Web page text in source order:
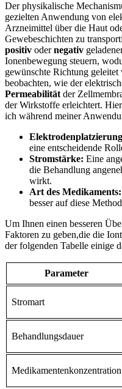
Der physikalische
gezielten ‍Anwendung​ von
Arzneimittel über die ‌Haut
Gewebeschichten ⁤zu
positiv odernegativ
⁢Ionenbewegung⁢ steuern,
gewünschte Richtung
beobachten,​ wie der
Permeabilität der
der Wirkstoffe erleichtert.
ich während meiner
eine entscheidende​
Stromstärke: Eine
die Behandlung
wirkt.
Art⁣ des Medikaments:
besser auf diese
Um Ihnen einen besseren
Faktoren zu ‌geben,die die
der folgenden Tabelle einige
Parameter
Stromart
Behandlungsdauer
Medikamentenkonzentration